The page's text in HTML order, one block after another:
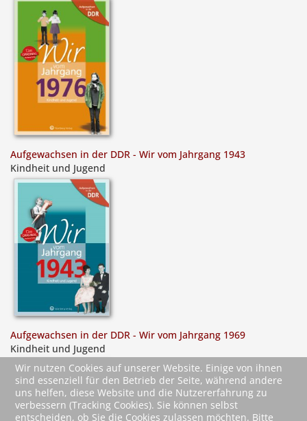
Aufgewachsen in der DDR - Wir vom Jahrgang 1943
Kindheit und Jugend
Aufgewachsen in der DDR - Wir vom Jahrgang 1969
Kindheit und Jugend
Wir nutzen Cookies auf unserer Website. Einige von ihnen
sind essenziell für den Betrieb der Seite, während andere
uns helfen, diese Website und die Nutzererfahrung zu
verbessern (Tracking Cookies). Sie können selbst
entscheiden, ob Sie die Cookies zulassen möchten. Bitte